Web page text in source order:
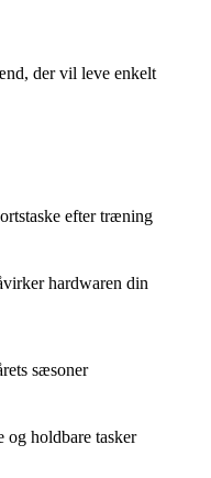
der vil leve enkelt
efter træning
hardwaren din
sæsoner
og holdbare tasker